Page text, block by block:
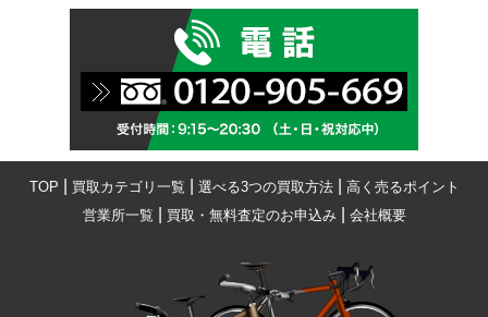
TOP 買取カテゴリ一覧 選べる3つの買取方法| 高く売るポイント
営業所一覧
買取・無料査定のお申込み| 会社概要